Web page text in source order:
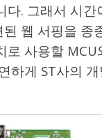
다. 그래서 시간
웹 서핑을 종
로 사용할 MCU
하게 ST사의